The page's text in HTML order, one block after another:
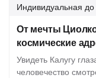
Индивидуальная до
От мечты
космические
Увидеть Калугу
человечество